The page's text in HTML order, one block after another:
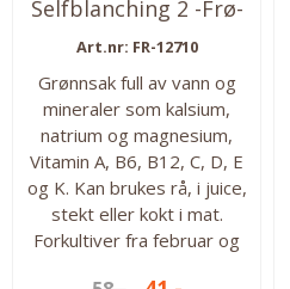
Selfblanching 2 -Frø-
Art.nr: FR-12710
Grønnsak full av vann og
mineraler som kalsium,
natrium og magnesium,
Vitamin A, B6, B12, C, D, E
og K. Kan brukes rå, i juice,
stekt eller kokt i mat.
Forkultiver fra februar og